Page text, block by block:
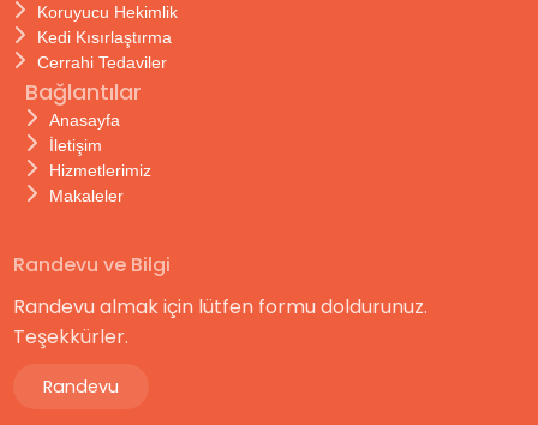
Koruyucu Hekimlik
Kedi Kısırlaştırma
Cerrahi Tedaviler
Bağlantılar
Anasayfa
İletişim
Hizmetlerimiz
Makaleler
Randevu ve Bilgi
Randevu almak için lütfen formu doldurunuz.
Teşekkürler.
Randevu